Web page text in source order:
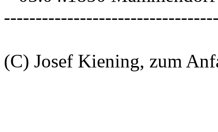
(C) Josef Kiening, zum